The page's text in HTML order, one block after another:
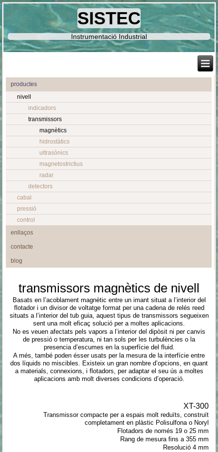
SISTEC
Instrumentació Industrial
productes
nivell
indicadors
transmissors
magnètics
hidrostàtics
ultrasònics
magnetostrictius
radar
detectors
cabal
pressió
control
enllaços
contacte
blog
transmissors magnètics de nivell
Basats en l’acoblament magnètic entre un imant situat a l’interior del
flotador i un divisor de voltatge format per una cadena de relés reed
situats a l’interior del tub guia, aquest tipus de transmissors segueixen
sent una molt eficaç solució per a moltes aplicacions.
No es veuen afectats pels vapors a l’interior del dipòsit ni per canvis
de pressió o temperatura, ni tan sols per les turbulències o la
presencia d’escumes en la superfície del fluid.
A més, també poden ésser usats per la mesura de la interfície entre
dos líquids no miscibles. Existeix un gran nombre d’opcions, en quant
a materials, connexions, i flotadors, per adaptar el seu ús a moltes
aplicacions amb molt diverses condicions d’operació.
XT-300
Transmissor compacte per a espais molt reduïts, construït
completament en plàstic Polisulfona o Noryl
Flotadors de només 19 o 25 mm
Rang de mesura fins a 355 mm
Resolució 4 mm